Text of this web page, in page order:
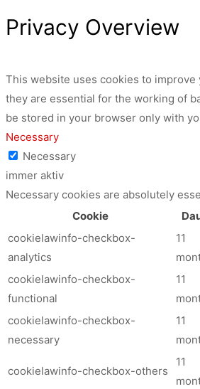
Privacy Overview
This website uses cookies to
they are essential for the working of
be stored in your browser only with
Necessary
Necessary
immer aktiv
Necessary cookies are absolutely
Cookie
cookielawinfo-checkbox-
analytics
11
cookielawinfo-checkbox-
functional
11
cookielawinfo-checkbox-
necessary
11
cookielawinfo-checkbox-others
11